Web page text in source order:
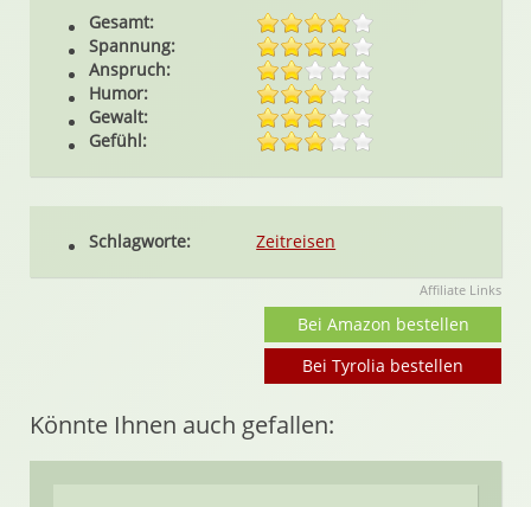
Gesamt:
Spannung:
Anspruch:
Humor:
Gewalt:
Gefühl:
Schlagworte: Zeitreisen
Affiliate Links
Bei Amazon bestellen
Bei Tyrolia bestellen
Könnte Ihnen auch gefallen: